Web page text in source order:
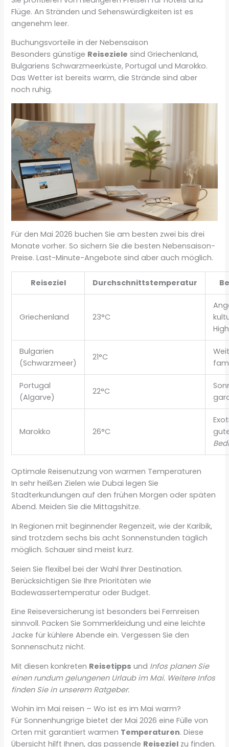
Flüge. An Stränden und Sehenswürdigkeiten ist es
angenehm leer.
Buchungsvorteile in der Nebensaison
Besonders günstige Reiseziele sind Griechenland,
Bulgariens Schwarzmeerküste, Portugal und Marokko.
Das Wetter ist bereits warm, die Strände sind aber
noch ruhig.
Für den Mai 2026 buchen Sie am besten zwei bis drei
Monate vorher. So sichern Sie die besten Nebensaison-
Preise. Last-Minute-Angebote sind aber auch möglich.
Reiseziel Durchschnittstemperatur
Griechenland 23°C
Bulgarien
(Schwarzmeer)
21°C
Portugal
(Algarve)
22°C
Marokko 26°C
Optimale Reisenutzung von warmen Temperaturen
In sehr heißen Zielen wie Dubai legen Sie
Stadterkundungen auf den frühen Morgen oder späten
Abend. Meiden Sie die Mittagshitze.
In Regionen mit beginnender Regenzeit, wie der Karibik,
sind trotzdem sechs bis acht Sonnenstunden täglich
möglich. Schauer sind meist kurz.
Seien Sie flexibel bei der Wahl Ihrer Destination.
Berücksichtigen Sie Ihre Prioritäten wie
Badewassertemperatur oder Budget.
Eine Reiseversicherung ist besonders bei Fernreisen
sinnvoll. Packen Sie Sommerkleidung und eine leichte
Jacke für kühlere Abende ein. Vergessen Sie den
Sonnenschutz nicht.
Mit diesen konkreten Reisetipps und Infos planen Sie
einen rundum gelungenen Urlaub im Mai. Weitere Infos
finden Sie in unserem Ratgeber.
Wohin im Mai reisen – Wo ist es im Mai warm?
Für Sonnenhungrige bietet der Mai 2026 eine Fülle von
Orten mit garantiert warmen Temperaturen. Diese
Übersicht hilft Ihnen, das passende Reiseziel zu finden.